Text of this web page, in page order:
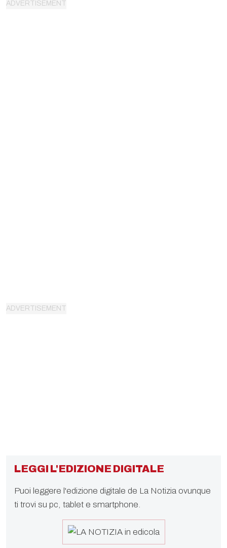
LEGGI L'EDIZIONE DIGITALE
Puoi leggere l'edizione digitale de La Notizia ovunque
ti trovi su pc, tablet e smartphone.